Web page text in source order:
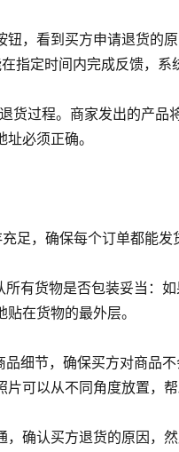
，看到买方申请退货的
指定时间内完成反馈，系
货过程。商家发出的产品
必须正确。
足，确保每个订单都能发
有货物是否包装妥当：
在货物的最外层。
细节，确保买方对商品
可以从不同角度放置，帮
确认买方退货的原因，